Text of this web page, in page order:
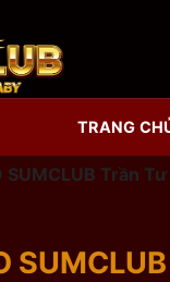
TRANG
SUMCLUB Trần